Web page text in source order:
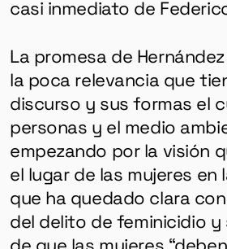
casi inmediato de
La promesa de
la poca relevancia que
discurso y sus formas el
personas y el medio
empezando por la visión
el lugar de las mujeres en
que ha quedado clara
del delito de feminicidio